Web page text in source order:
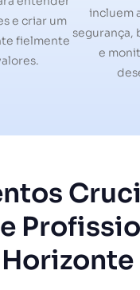
e criar um
fielmente
incluem
segurança,
e